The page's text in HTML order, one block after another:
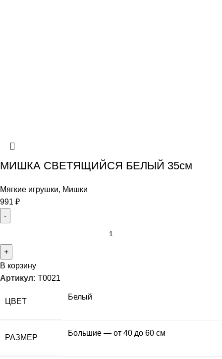
МИШКА СВЕТЯЩИЙСЯ БЕЛЫЙ 35см
Мягкие игрушки, Мишки
991 ₽
В корзину
Артикул: T0021
ЦВЕТ
Белый
РАЗМЕР
Большие — от 40 до 60 см